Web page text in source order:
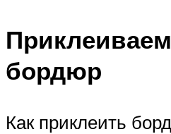
бордюр
Как приклеить